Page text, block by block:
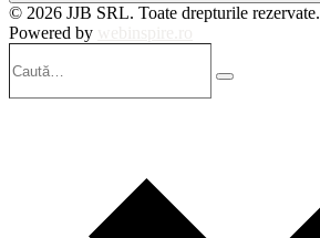
© 2026 JJB SRL. Toate drepturile rezervate.
Powered by
Search